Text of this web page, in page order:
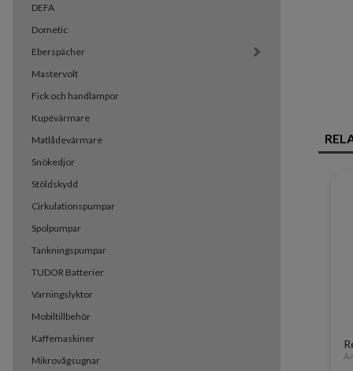
DEFA
Dometic
Eberspächer
Mastervolt
Fick och handlampor
Kupévärmare
Matlådevärmare
Snökedjor
Stöldskydd
Cirkulationspumpar
Spolpumpar
Tankningspumpar
TUDOR Batterier
Varningslyktor
Mobiltillbehör
Kaffemaskiner
Mikrovågsugnar